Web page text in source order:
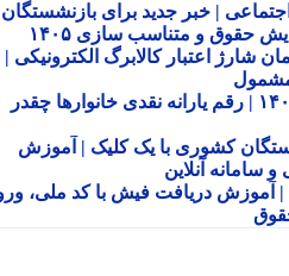
| خبر جدید برای بازنشستگان و
و متناسب سازی ۱۴۰۵
مرداد ۱۴۰۵ | زمان شارژ اعتبار کالابرگ الکترونیکی |
مبلغ دقیق یارانه مرداد ماه ۱۴۰۵ | رقم یارانه نقدی خانوارها چقدر
کشوری با یک کلیک | آموزش
آنلاین
دریافت فیش با کد ملی، ورود